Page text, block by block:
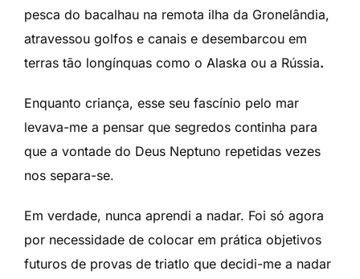
pesca do bacalhau na remota ilha da Gronelândia,
atravessou golfos e canais e desembarcou em
terras tão longínquas como o Alaska ou a Rússia.
Enquanto criança, esse seu fascínio pelo mar
levava-me a pensar que segredos continha para
que a vontade do Deus Neptuno repetidas vezes
nos separa-se.
Em verdade, nunca aprendi a nadar. Foi só agora
por necessidade de colocar em prática objetivos
futuros de provas de triatlo que decidi-me a nadar